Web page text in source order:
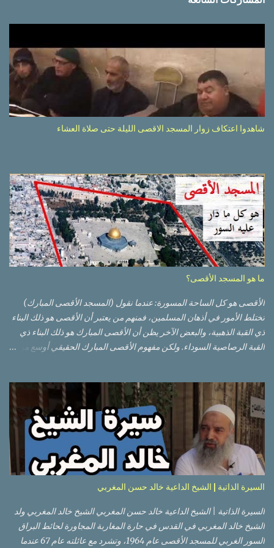
شاهدوا اعتكاف زوار المسجد الاقصى الليلة حتى صلاة العشاء
ما هو المسجد الأقصى؟
الأقصى هو كل الساحة المسورة: عندما نقول (المسجد الأقصى المبارك)
تختلط الأمور في أذهان المسلمين، فمنهم من يعتبر أن الأقصى هو ذلك البناء
ذي القبة الذهبية، والبعض الآخر يظن أن الأقصى المبارك هو ذلك البناء ذي
القبة الرصاصية السوداء. ولكن مفهوم الأقصى المبارك الحقيقي أوسع من
تلة في الزاوية الجنوبية الشرقية من مدينة القدس القديمة المسورة (البلدة
القديمة) والتي تقع في شرقي القدس فيالضفة الغربية. والمسجد الأقصى له
سور أيضاً وهو على شكل مضلع غير منتظم مساحته حوالي 144 دونم (144
كم متر مربع). المسجد الأقصى على تلة حارات البلدة القديمة – القدس
العتيقة كما هي اليوم يشمل المسجد الأقصى: قبة الصخرة المشرفة، (ذات
القبة الذهبية) والموجودة في موقع القلب بالنسبة للمسجد الأقصى
(ويستخدم الآن كمصلى للنساء يوم الجمعة). المصلى القِبلِي (المسجد
الجنوبي أو مبنى المسجد الأقصى)، ذي القبة الرصاصية السوداء، والواقع أ...
السيرة الذاتية | الشيخ الداعية خالد حسن المغربي
السيرة الذاتية | الشيخ الداعية خالد حسن المغربي الشيخ خالد المغربي ولد
الشيخ خالد المغربي في القدس في حارة المغاربة المجاورة لحائط البراق
السور الغربي للمسجد الأقصى عام 1964، وتشرد مع عائلته عام 67 عندما